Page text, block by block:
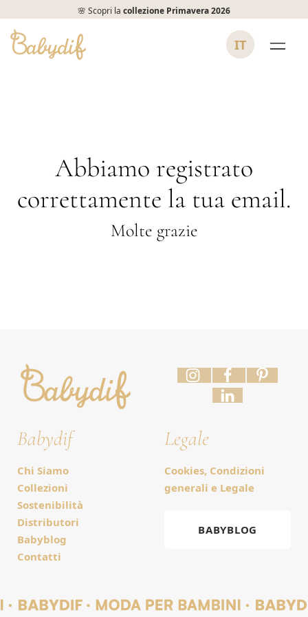
🌸 Scopri la collezione Primavera 2026
IT
Abbiamo registrato
correttamente la tua email.
Molte grazie
Babydif
Chi Siamo
Collezioni
Sostenibilità
Distributori
Babyblog
Contatti
Legale
Cookies, Condizioni
generali e Legale
BABYBLOG